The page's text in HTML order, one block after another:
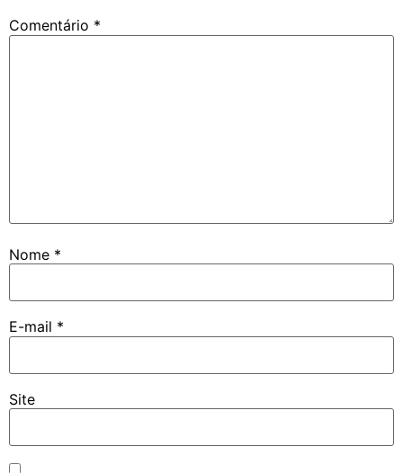
Comentário *
Nome *
E-mail *
Site